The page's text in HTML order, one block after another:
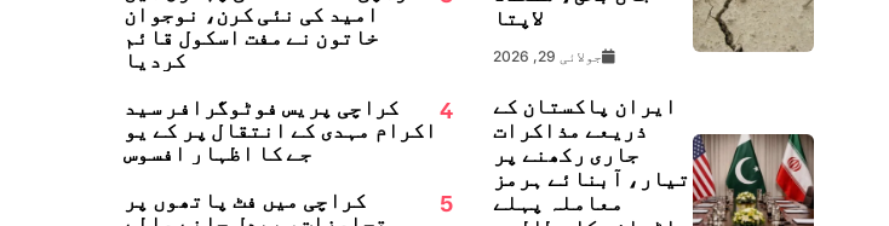
لاپتا
جولائی 29, 2026
ایران پاکستان کے
ذریعے مذاکرات
جاری رکھنے پر
تیار، آبنائے ہرمز
معاملہ پہلے
امید کی نئی کرن، نوجوان
خاتون نے مفت اسکول قائم
کردیا
4
کراچی پریس فوٹوگرافر سید
اکرام مہدی کے انتقال پر کے یو
جے کا اظہارِ افسوس
5
کراچی میں فٹ پاتھوں پر